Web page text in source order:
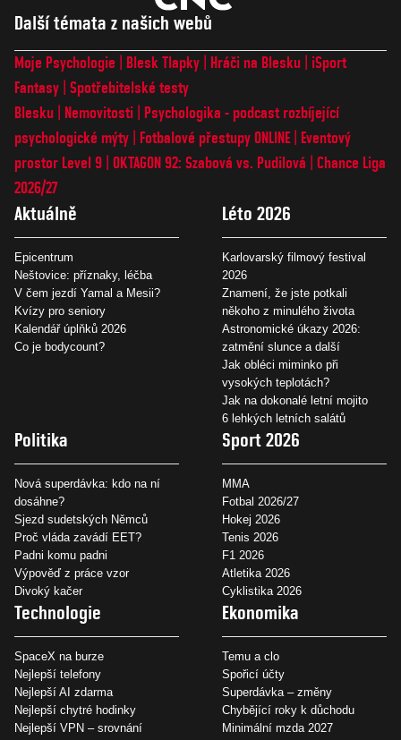
Další témata z našich webů
Moje Psychologie Blesk Tlapky Hráči na Blesku
iSport
Fantasy Spotřebitelské testy
Blesku
Nemovitosti
Psychologika - podcast rozbíjející
psychologické mýty
Fotbalové přestupy ONLINE
Eventový
prostor Level 9 OKTAGON 92: Szabová vs. Pudilová
Chance Liga
2026/27
Aktuálně
Epicentrum
Neštovice: příznaky, léčba
V čem jezdí Yamal a Mesii?
Kvízy pro seniory
Kalendář úplňků 2026
Co je bodycount?
Léto 2026
Karlovarský filmový festival
2026
Znamení, že jste potkali
někoho z minulého života
Astronomické úkazy 2026:
zatmění slunce a další
Jak obléci miminko při
vysokých teplotách?
Jak na dokonalé letní mojito
6 lehkých letních salátů
Politika
Nová superdávka: kdo na ní
dosáhne?
Sjezd sudetských Němců
Proč vláda zavádí EET?
Padni komu padni
Výpověď z práce vzor
Divoký kačer
Sport 2026
MMA
Fotbal 2026/27
Hokej 2026
Tenis 2026
F1 2026
Atletika 2026
Cyklistika 2026
Technologie
SpaceX na burze
Nejlepší telefony
Nejlepší AI zdarma
Nejlepší chytré hodinky
Nejlepší VPN – srovnání
Ekonomika
Temu a clo
Spořicí účty
Superdávka – změny
Chybějící roky k důchodu
Minimální mzda 2027